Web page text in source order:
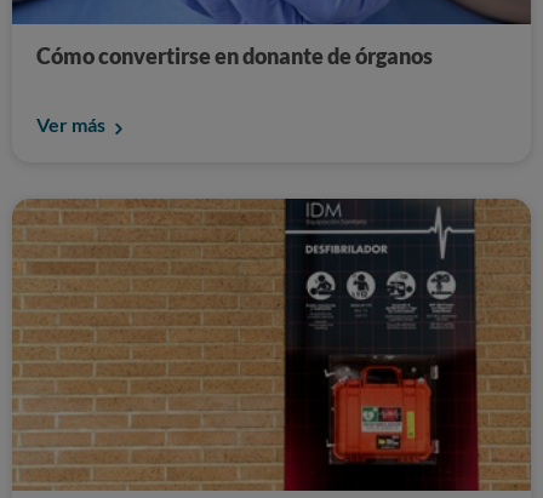
Cómo convertirse en donante de órganos
Ver más